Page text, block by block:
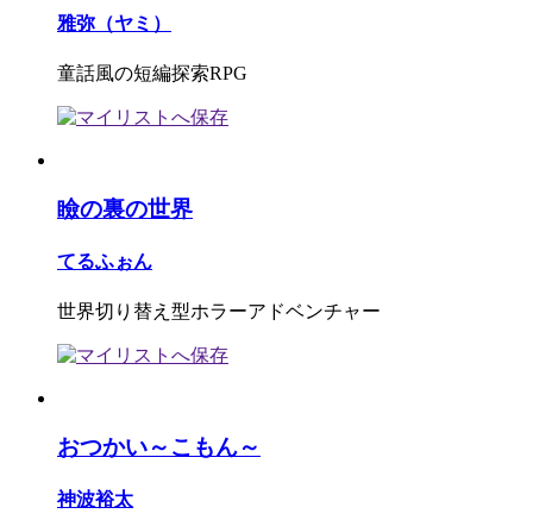
雅弥（ヤミ）
童話風の短編探索RPG
瞼の裏の世界
てるふぉん
世界切り替え型ホラーアドベンチャー
おつかい～こもん～
神波裕太